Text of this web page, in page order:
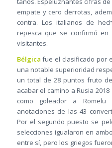
empate y cero derrotas,
contra. Los italianos de
repesca que se confirmó
visitantes.
Bélgica fue el clasificado por
una notable superioridad
un total de 28 puntos fruto
acabar el camino a Rusia
como goleador a Romelu
anotaciones de las 43
Por el segundo puesto se
selecciones igualaron en
entre sí, pero los griegos